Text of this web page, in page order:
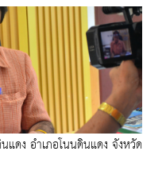
ดง อำเภอโนนดินแดง จังหวัด